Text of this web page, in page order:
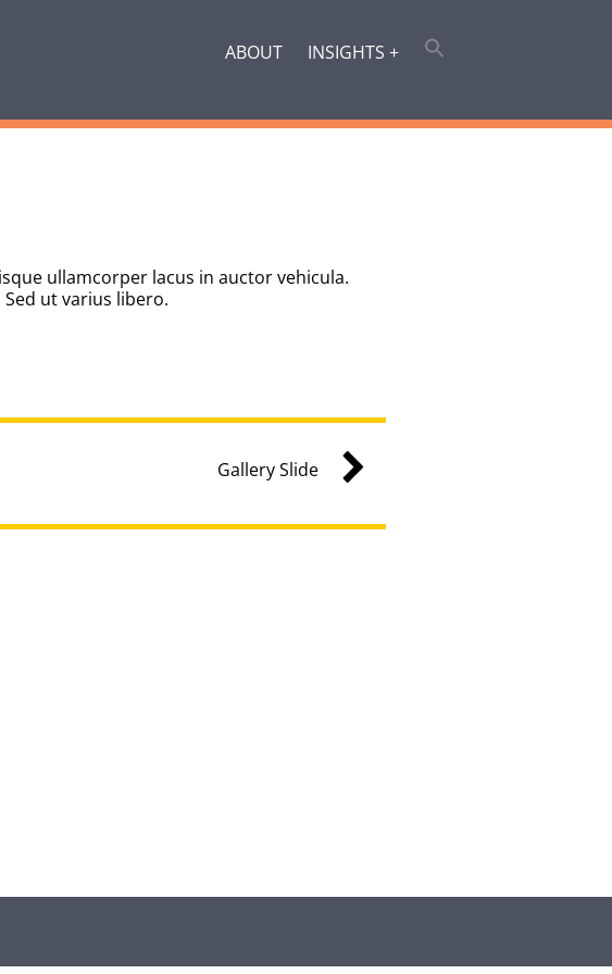
ABOUT INSIGHTS +
ullamcorper lacus in auctor vehicula.
ut varius libero.
Gallery Slide